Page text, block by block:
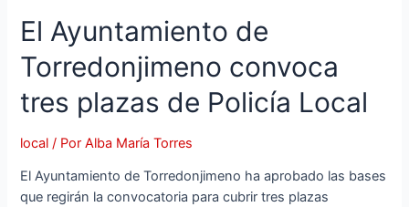
El Ayuntamiento de
Torredonjimeno convoca
tres plazas de Policía Local
local / PorAlba María Torres
El Ayuntamiento de Torredonjimeno ha aprobado las bases
que regirán la convocatoria para cubrir tres plazas